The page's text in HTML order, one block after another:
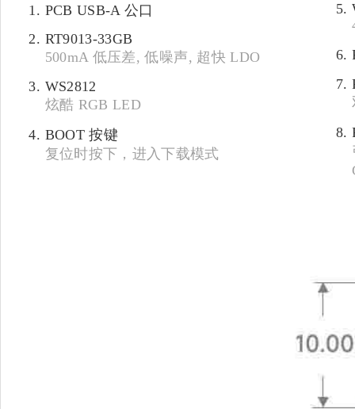
PCB USB-A 公口
RT9013-33GB
500mA 低压差, 低噪声, 超快 LDO
WS2812
炫酷 RGB LED
BOOT 按键
复位时按下，进入下载模式